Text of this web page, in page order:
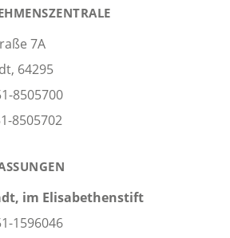
7A
64295
8505700
8505702
im Elisabethenstift
1596046